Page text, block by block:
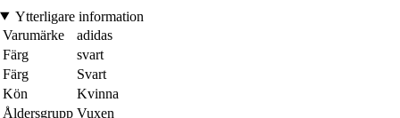
Ytterligare information
Varumärke
adidas
Färg
svart
Färg
Svart
Kön
Kvinna
Åldersgrupp Vuxen